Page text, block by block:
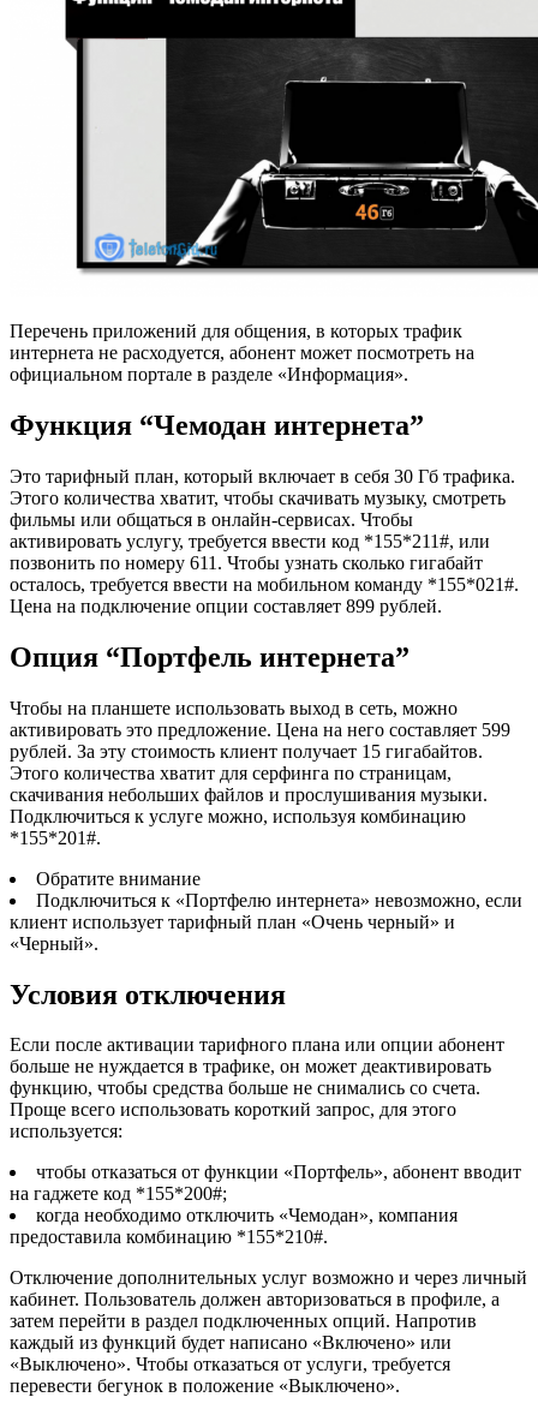
Перечень приложений для общения, в которых трафик
интернета не расходуется, абонент может посмотреть на
официальном портале в разделе «Информация».
Функция “Чемодан интернета”
Это тарифный план, который включает в себя 30 Гб трафика.
Этого количества хватит, чтобы скачивать музыку, смотреть
фильмы или общаться в онлайн-сервисах. Чтобы
активировать услугу, требуется ввести код *155*211#, или
позвонить по номеру 611 . Чтобы узнать сколько гигабайт
осталось, требуется ввести на мобильном команду *155*021#.
Цена на подключение опции составляет 899 рублей.
Опция “Портфель интернета”
Чтобы на планшете использовать выход в сеть, можно
активировать это предложение. Цена на него составляет 599
рублей. За эту стоимость клиент получает 15 гигабайтов.
Этого количества хватит для серфинга по страницам,
скачивания небольших файлов и прослушивания музыки.
Подключиться к услуге можно, используя комбинацию
*155*201#.
Обратите внимание
Подключиться к «Портфелю интернета» невозможно, если
клиент использует тарифный план «Очень черный» и
«Черный».
Условия отключения
Если после активации тарифного плана или опции абонент
больше не нуждается в трафике, он может деактивировать
функцию, чтобы средства больше не снимались со счета.
Проще всего использовать короткий запрос, для этого
используется:
чтобы отказаться от функции «Портфель», абонент вводит
на гаджете код *155*200#;
когда необходимо отключить «Чемодан», компания
предоставила комбинацию *155*210#.
Отключение дополнительных услуг возможно и через личный
кабинет. Пользователь должен авторизоваться в профиле, а
затем перейти в раздел подключенных опций. Напротив
каждый из функций будет написано «Включено» или
«Выключено». Чтобы отказаться от услуги, требуется
перевести бегунок в положение «Выключено».